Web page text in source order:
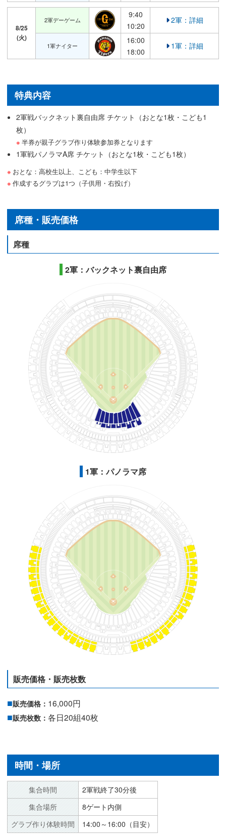
8/25
(火)
2軍デーゲーム
9:40
10:20
2軍：詳細
1軍ナイター
16:00
18:00
1軍：詳細
特典内容
2軍戦バックネット裏自由席 チケット（おとな1枚・こども1
枚）
半券が親子グラブ作り体験参加券となります
1軍戦パノラマA席 チケット（おとな1枚・こども1枚）
おとな：高校生以上、こども：中学生以下
作成するグラブは1つ（子供用・右投げ）
席種・販売価格
席種
2軍：バックネット裏自由席
1軍：パノラマ席
販売価格・販売枚数
販売価格： 16,000円
販売枚数： 各日20組40枚
時間・場所
集合時間
2軍戦終了30分後
集合場所
8ゲート内側
グラブ作り体験時間
14:00～16:00（目安）